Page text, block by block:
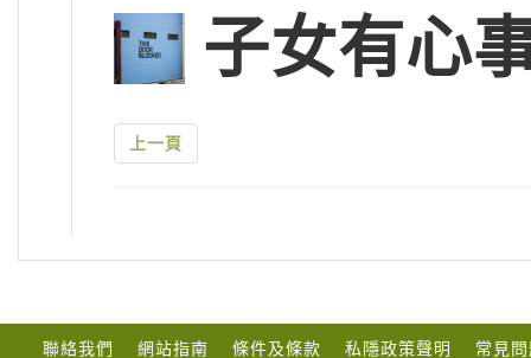
子女有心
上一頁
聯絡我們 網站指南 條件及條款 私隱政策聲明 常見